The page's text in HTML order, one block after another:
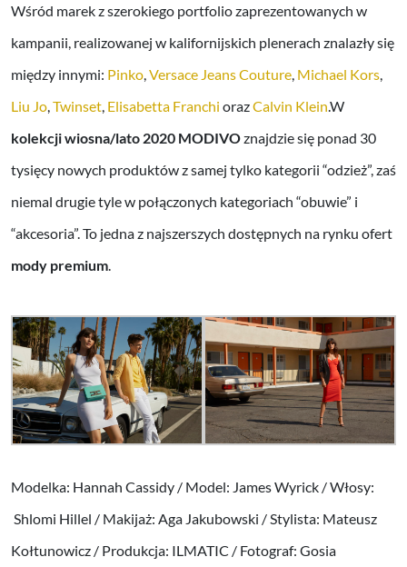
Wśród marek z szerokiego portfolio zaprezentowanych w
kampanii, realizowanej w kalifornijskich plenerach znalazły się
między innymi: Pinko,Versace Jeans Couture, Michael Kors,
Liu Jo,Twinset, Elisabetta Franchi orazCalvin Klein.W
kolekcji wiosna/lato 2020 MODIVOznajdzie się ponad 30
tysięcy nowych produktów z samej tylko kategorii “odzież”, zaś
niemal drugie tyle w połączonych kategoriach “obuwie” i
“akcesoria”. To jedna z najszerszych dostępnych na rynku ofert
mody premium.
Modelka: Hannah Cassidy / Model: James Wyrick / Włosy:
Shlomi Hillel / Makijaż: Aga Jakubowski / Stylista: Mateusz
Kołtunowicz / Produkcja: ILMATIC / Fotograf: Gosia